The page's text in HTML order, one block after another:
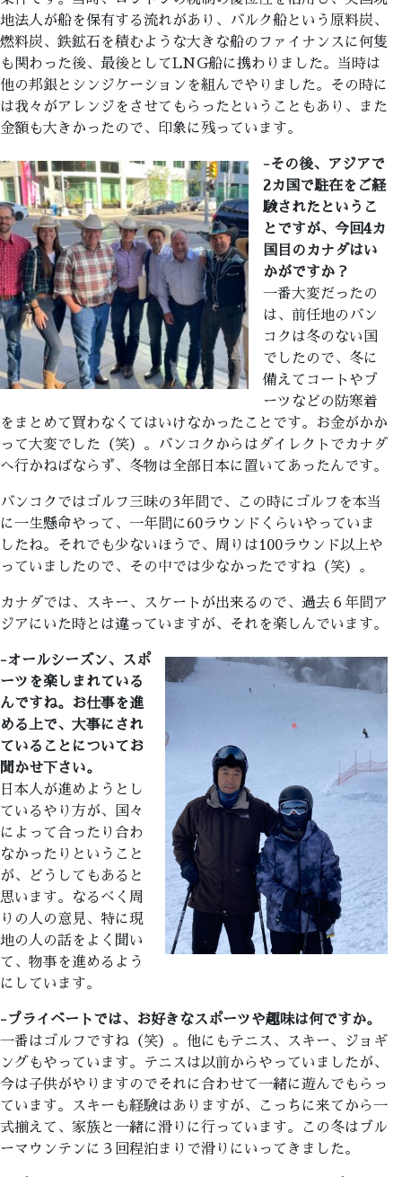
地法人が船を保有する流れがあり、バルク船という原料炭、
燃料炭、鉄鉱石を積むような大きな船のファイナンスに何隻
も関わった後、最後としてLNG船に携わりました。当時は
他の邦銀とシンジケーションを組んでやりました。その時に
は我々がアレンジをさせてもらったということもあり、また
金額も大きかったので、印象に残っています。
-その後、アジアで
2カ国で駐在をご経
験されたというこ
とですが、今回4カ
国目のカナダはい
かがですか？
一番大変だったの
は、前任地のバン
コクは冬のない国
でしたので、冬に
備えてコートやブ
ーツなどの防寒着
をまとめて買わなくてはいけなかったことです。お金がかか
って大変でした（笑）。バンコクからはダイレクトでカナダ
へ行かねばならず、冬物は全部日本に置いてあったんです。
バンコクではゴルフ三昧の3年間で、この時にゴルフを本当
に一生懸命やって、一年間に60ラウンドくらいやっていま
したね。それでも少ないほうで、周りは100ラウンド以上や
っていましたので、その中では少なかったですね（笑）。
カナダでは、スキー、スケートが出来るので、過去６年間ア
ジアにいた時とは違っていますが、それを楽しんでいます。
-オールシーズン、スポ
ーツを楽しまれている
んですね。お仕事を進
める上で、大事にされ
ていることについてお
聞かせ下さい。
日本人が進めようとし
ているやり方が、国々
によって合ったり合わ
なかったりということ
が、どうしてもあると
思います。なるべく周
りの人の意見、特に現
地の人の話をよく聞い
て、物事を進めるよう
にしています。
-プライベートでは、お好きなスポーツや趣味は何ですか。
一番はゴルフですね（笑）。他にもテニス、スキー、ジョギ
ングもやっています。テニスは以前からやっていましたが、
今は子供がやりますのでそれに合わせて一緒に遊んでもらっ
ています。スキーも経験はありますが、こっちに来てから一
式揃えて、家族と一緒に滑りに行っています。この冬はブル
ーマウンテンに３回程泊まりで滑りにいってきました。